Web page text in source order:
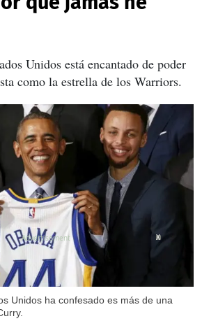
Unidos está encantado de poder
como la estrella de los Warriors.
Unidos ha confesado es más de una
X